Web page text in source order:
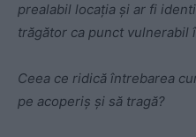
prealabil locația și ar fi
trăgător ca punct vulnerabil
Ceea ce ridică întrebarea
pe acoperiș și să tragă?